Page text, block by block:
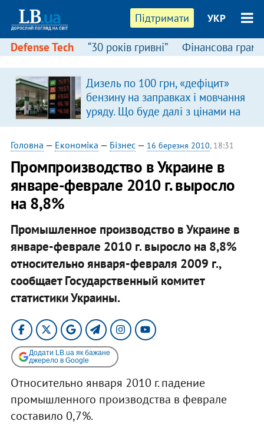
Підтримати УКР
Defense Tech “30 років гривні” Фінансова
Дизель по 100 грн, «дефіцит»
бензину на заправках і мовчання
уряду. Що буде далі з цінами на
пальне?
Головна — Економіка — Бізнес— 16 березня 2010, 18:31
Промпроизводство в Украине в
январе-феврале 2010 г. выросло
на 8,8%
Промышленное производство в Украине в
январе-феврале 2010 г. выросло на 8,8%
относительно января-февраля 2009 г.,
сообщает Государственный комитет
статистики Украины.
Додати LB.ua як бажане
джерело в Google
Относительно января 2010 г. падение
промышленного производства в феврале
составило 0,7%.